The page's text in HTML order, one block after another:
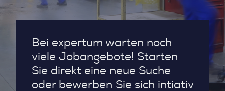
Bei expertum warten noch
viele Jobangebote! Starten
Sie direkt eine neue Suche
oder bewerben Sie sich intiativ